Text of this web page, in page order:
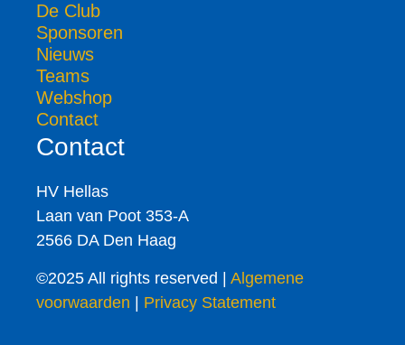
De Club
Sponsoren
Nieuws
Teams
Webshop
Contact
Contact
HV Hellas
Laan van Poot 353-A
2566 DA Den Haag
©2025 All rights reserved | Algemene
voorwaarden | Privacy Statement